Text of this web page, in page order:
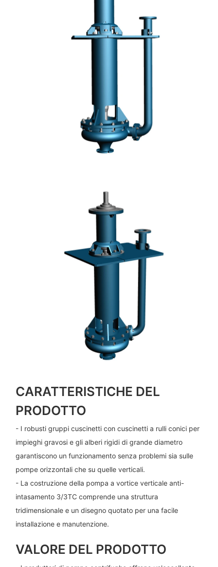
CARATTERISTICHE DEL
PRODOTTO
- I robusti gruppi cuscinetti con cuscinetti a rulli conici per
impieghi gravosi e gli alberi rigidi di grande diametro
garantiscono un funzionamento senza problemi sia sulle
pompe orizzontali che su quelle verticali.
- La costruzione della pompa a vortice verticale anti-
intasamento 3/3TC comprende una struttura
tridimensionale e un disegno quotato per una facile
installazione e manutenzione.
VALORE DEL PRODOTTO